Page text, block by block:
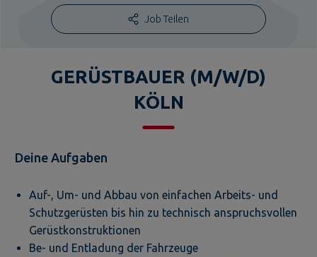
Job Teilen
GERÜSTBAUER (M/W/D)
KÖLN
Deine Aufgaben
Auf-, Um- und Abbau von einfachen Arbeits- und
Schutzgerüsten bis hin zu technisch anspruchsvollen
Gerüstkonstruktionen
Be- und Entladung der Fahrzeuge